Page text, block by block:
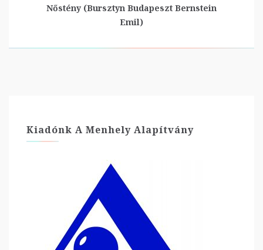
Nőstény (Bursztyn Budapeszt Bernstein
Emil)
Kiadónk A Menhely Alapítvány